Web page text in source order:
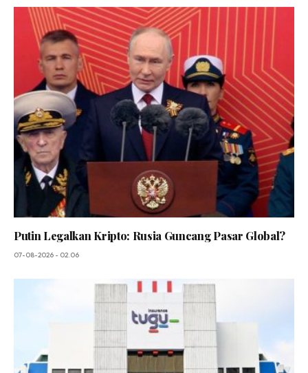
Putin Legalkan Kripto: Rusia Guncang Pasar Global?
07-08-2026 - 02.06